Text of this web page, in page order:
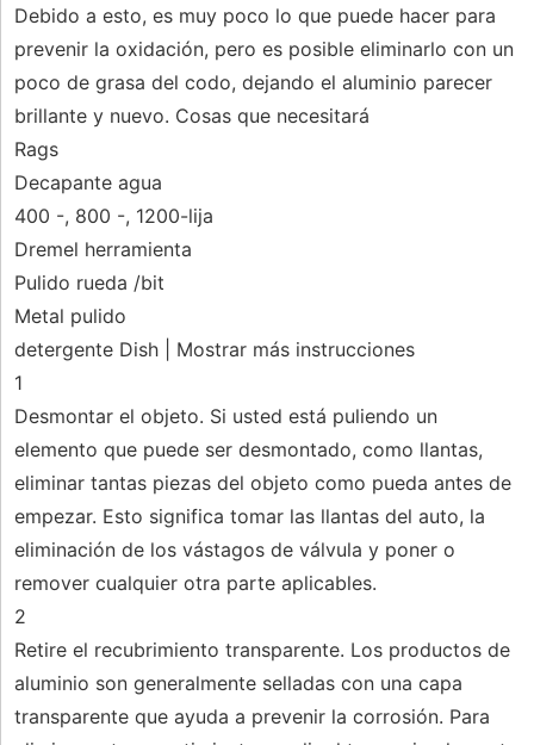
Debido a esto, es muy poco lo que puede hacer para
prevenir la oxidación, pero es posible eliminarlo con un
poco de grasa del codo, dejando el aluminio parecer
brillante y nuevo. Cosas que necesitará
Rags
Decapante agua
400 -, 800 -, 1200-lija
Dremel herramienta
Pulido rueda /bit
Metal pulido
detergente Dish | Mostrar más instrucciones
1
Desmontar el objeto. Si usted está puliendo un
elemento que puede ser desmontado, como llantas,
eliminar tantas piezas del objeto como pueda antes de
empezar. Esto significa tomar las llantas del auto, la
eliminación de los vástagos de válvula y poner o
remover cualquier otra parte aplicables.
2
Retire el recubrimiento transparente. Los productos de
aluminio son generalmente selladas con una capa
transparente que ayuda a prevenir la corrosión. Para